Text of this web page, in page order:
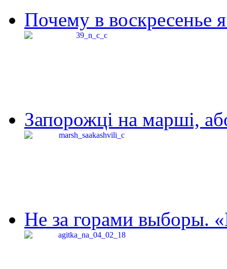
Почему в воскресенье
Запорожці на марші,
Не за горами выборы.